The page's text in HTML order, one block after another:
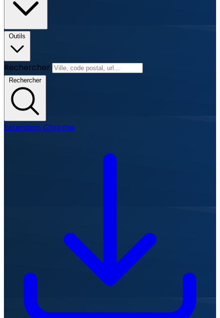
Outils
Rechercher
Rechercher
Extension Chrome